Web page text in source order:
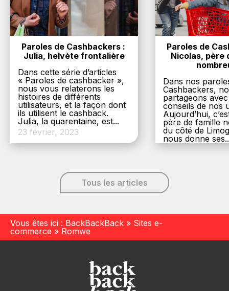
Paroles de Cashbackers :
Julia, helvète frontalière
Dans cette série d’articles
« Paroles de cashbacker »,
nous vous relaterons les
histoires de différents
utilisateurs, et la façon dont
ils utilisent le cashback.
Julia, la quarentaine, est...
23 février, 2023
Paroles de
Nicolas, père
Dans nos
Cashbackers,
partageons
conseils de nos
Aujourd’hui,
père de famille
du côté de
nous donne
Tous les articles
Vous êtes ici : BackBackBack » Sites e-
commerce » Romwe